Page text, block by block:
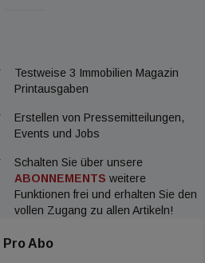
Testweise 3 Immobilien Magazin
Printausgaben
Erstellen von Pressemitteilungen,
Events und Jobs
Schalten Sie über unsere
ABONNEMENTS weitere
Funktionen frei und erhalten Sie den
vollen Zugang zu allen Artikeln!
Pro Abo